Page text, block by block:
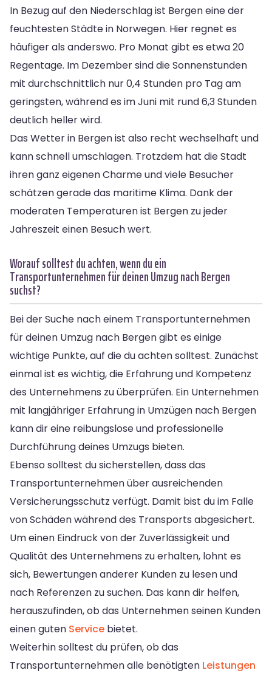
In Bezug auf den Niederschlag ist Bergen eine der
feuchtesten Städte in Norwegen. Hier regnet es
häufiger als anderswo. Pro Monat gibt es etwa 20
Regentage. Im Dezember sind die Sonnenstunden
mit durchschnittlich nur 0,4 Stunden pro Tag am
geringsten, während es im Juni mit rund 6,3 Stunden
deutlich heller wird.
Das Wetter in Bergen ist also recht wechselhaft und
kann schnell umschlagen. Trotzdem hat die Stadt
ihren ganz eigenen Charme und viele Besucher
schätzen gerade das maritime Klima. Dank der
moderaten Temperaturen ist Bergen zu jeder
Jahreszeit einen Besuch wert.
Worauf solltest du achten, wenn du ein
Transportunternehmen für deinen Umzug nach Bergen
suchst?
Bei der Suche nach einem Transportunternehmen
für deinen Umzug nach Bergen gibt es einige
wichtige Punkte, auf die du achten solltest. Zunächst
einmal ist es wichtig, die Erfahrung und Kompetenz
des Unternehmens zu überprüfen. Ein Unternehmen
mit langjähriger Erfahrung in Umzügen nach Bergen
kann dir eine reibungslose und professionelle
Durchführung deines Umzugs bieten.
Ebenso solltest du sicherstellen, dass das
Transportunternehmen über ausreichenden
Versicherungsschutz verfügt. Damit bist du im Falle
von Schäden während des Transports abgesichert.
Um einen Eindruck von der Zuverlässigkeit und
Qualität des Unternehmens zu erhalten, lohnt es
sich, Bewertungen anderer Kunden zu lesen und
nach Referenzen zu suchen. Das kann dir helfen,
herauszufinden, ob das Unternehmen seinen Kunden
einen guten Service bietet.
Weiterhin solltest du prüfen, ob das
Transportunternehmen alle benötigten Leistungen